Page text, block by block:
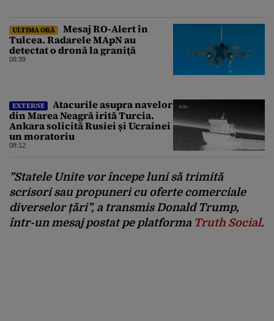
ULTIMA ORĂ
Mesaj RO-Alert în
Tulcea. Radarele MApN au
detectat o dronă la graniţă
08:39
EXTERNE
Atacurile asupra navelor
din Marea Neagră irită Turcia.
Ankara solicită Rusiei și Ucrainei
un moratoriu
08:12
”Statele Unite vor începe luni să trimită
scrisori sau propuneri cu oferte comerciale
diverselor țări”, a transmis Donald Trump,
într-un mesaj postat pe platforma Truth Social.